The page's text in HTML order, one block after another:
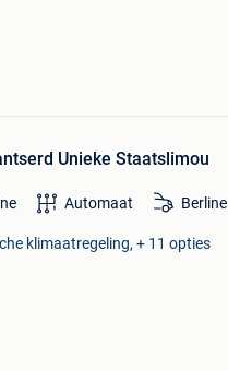
Unieke Staatslimou
Automaat Berline
klimaatregeling, + 11 opties